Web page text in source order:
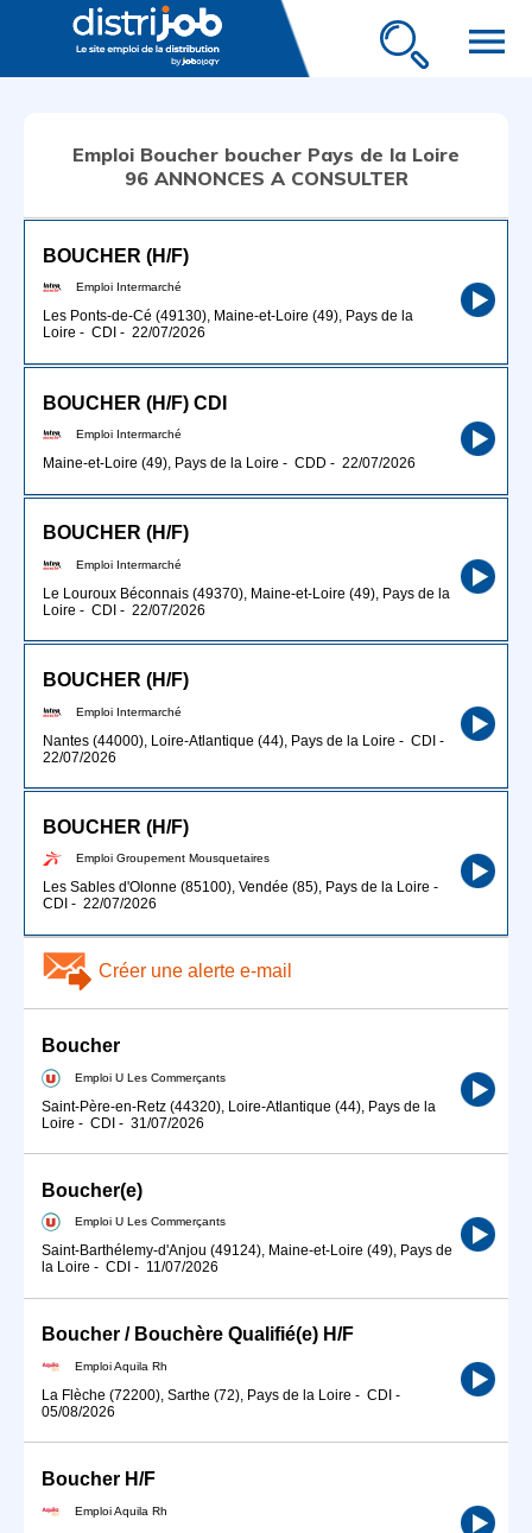
menu
Emploi Boucher boucher Pays de la Loire
96 ANNONCES A CONSULTER
BOUCHER (H/F)
Emploi Intermarché
Les Ponts-de-Cé (49130), Maine-et-Loire (49), Pays de la
Loire - CDI - 22/07/2026
BOUCHER (H/F) CDI
Emploi Intermarché
Maine-et-Loire (49), Pays de la Loire - CDD - 22/07/2026
BOUCHER (H/F)
Emploi Intermarché
Le Louroux Béconnais (49370), Maine-et-Loire (49), Pays de la
Loire - CDI - 22/07/2026
BOUCHER (H/F)
Emploi Intermarché
Nantes (44000), Loire-Atlantique (44), Pays de la Loire - CDI -
22/07/2026
BOUCHER (H/F)
Emploi Groupement Mousquetaires
Les Sables d'Olonne (85100), Vendée (85), Pays de la Loire -
CDI - 22/07/2026
Créer une alerte e-mail
Boucher
Emploi U Les Commerçants
Saint-Père-en-Retz (44320), Loire-Atlantique (44), Pays de la
Loire - CDI - 31/07/2026
Boucher(e)
Emploi U Les Commerçants
Saint-Barthélemy-d'Anjou (49124), Maine-et-Loire (49), Pays de
la Loire - CDI - 11/07/2026
Boucher / Bouchère Qualifié(e) H/F
Emploi Aquila Rh
La Flèche (72200), Sarthe (72), Pays de la Loire - CDI -
05/08/2026
Boucher H/F
Emploi Aquila Rh